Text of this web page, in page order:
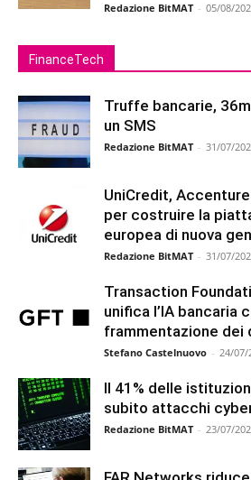
Redazione BitMAT - 05/08/
FinanceTech
Truffe bancarie,
un SMS
Redazione BitMAT - 31/07/
UniCredit,
per costruire la
europea di nuova
Redazione BitMAT - 31/07/
Transaction
unifica l’IA bancaria
frammentazione dei
Stefano Castelnuovo - 24/07/
Il 41% delle
subito attacchi
Redazione BitMAT - 23/07/